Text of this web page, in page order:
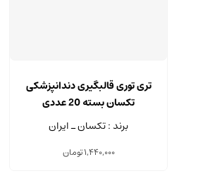
محصول
دارای
انواع
مختلفی
تری توری قالبگیری دندانپزشکی
تکسان بسته 20 عددی
برند : تکسان ـ ایران
1,440,000تومان